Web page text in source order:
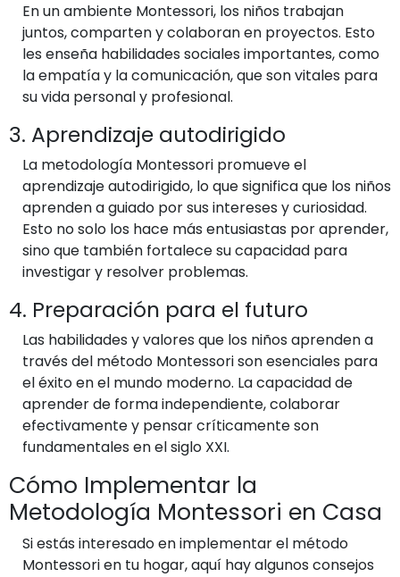
En un ambiente Montessori, los niños trabajan
juntos, comparten y colaboran en proyectos. Esto
les enseña habilidades sociales importantes, como
la empatía y la comunicación, que son vitales para
su vida personal y profesional.
3. Aprendizaje autodirigido
La metodología Montessori promueve el
aprendizaje autodirigido, lo que significa que los niños
aprenden a guiado por sus intereses y curiosidad.
Esto no solo los hace más entusiastas por aprender,
sino que también fortalece su capacidad para
investigar y resolver problemas.
4. Preparación para el futuro
Las habilidades y valores que los niños aprenden a
través del método Montessori son esenciales para
el éxito en el mundo moderno. La capacidad de
aprender de forma independiente, colaborar
efectivamente y pensar críticamente son
fundamentales en el siglo XXI.
Cómo Implementar la
Metodología Montessori en Casa
Si estás interesado en implementar el método
Montessori en tu hogar, aquí hay algunos consejos